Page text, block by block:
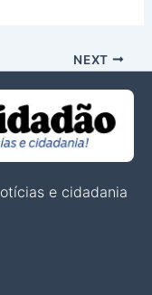
NEXT
e cidadania